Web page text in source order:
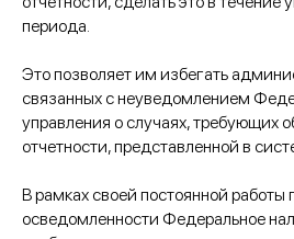
периода.
Это позволяет им избегать
связанных с неуведомлением
управления о случаях, требующих
отчетности, представленной в
В рамках своей постоянной
осведомленности Федеральное